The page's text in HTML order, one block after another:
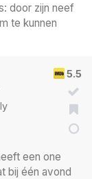
door zijn neef
te kunnen
5.5
een one
bij één avond